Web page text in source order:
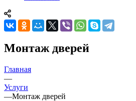
Монтаж дверей
Главная
—
Услуги
—Монтаж дверей